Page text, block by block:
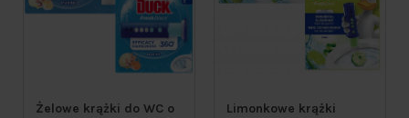
Żelowe krążki do WC o
Limonkowe krążki